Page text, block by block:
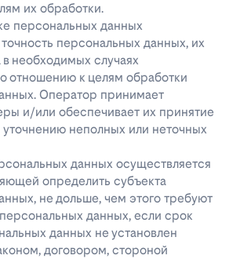
их обработки.
персональных данных
персональных данных, их
в необходимых случаях
отношению к целям обработки
Оператор принимает
и/или обеспечивает их принятие
неполных или неточных
данных осуществляется
определить субъекта
не дольше, чем этого требуют
данных, если срок
данных не установлен
договором, стороной